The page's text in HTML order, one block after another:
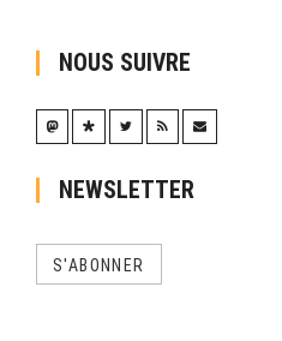
NOUS SUIVRE
NEWSLETTER
S'ABONNER